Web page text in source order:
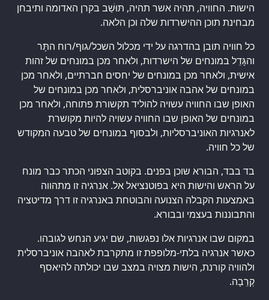
הישות. החוויה, תהיה אשר תהיה, תּוּשַׁב בקרן האדומה ותיבחן
מבחינת תוכן ההישרדות שלה וכן הלאה.
כל חוויה תובן בהדרגה על ידי מכלול השכל/גוף/רוח התָּר
והגָּדֵל במונחים של הישרדות, ולאחר מכן במונחים של זהות
אישית, ולאחר מכן במונחים של יחסים חברתיים, ולאחר מכן
במונחים של אהבה אוניברסלית, ולאחר מכן במונחים של
האופן שבו החוויה עשויה להוליד תקשורת פתוחה, ולאחר מכן
במונחים של האופן שבו החוויה עשויה להיות מקושרת
לאנרגיות האוניברסליות, ולבסוף במונחים של טבעה המקודש
של כל חוויה.
בד בבד, הבורא שוכן בפנים. בקוטב הצפוני הכתר כבר מונח
על הראש והישות היא בפוטנציאל אל. אנרגיה זו מתהווה
באמצעות הקבלה הצנועה והבוטחת באנרגיה זו דרך מדיטציה
והתבוננות בעצמי ובבורא.
במקום שבו אנרגיות אלו נפגשות, שם יגיע הנחש לגובהו.
כאשר אנרגיה בלתי-מלופפת זו מתקרבת לאהבה אוניברסלית
ולהוויה קורנת, הישות מצויה במצב שבו יכולתה להיאסף
קְרֵבָה.